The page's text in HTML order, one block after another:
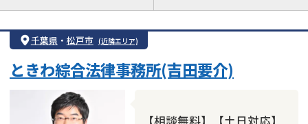
借金返済相談・交渉
自己破産
任意整理
個人再生
時効援用
会社破産・法人破産
住宅ローン
消費者金融・サラ金
カードローン
千葉県 ・ 松戸市 (近隣エリア)
【相談無料】【土日対応】
ときわ綜合法律事務所(吉田要介)